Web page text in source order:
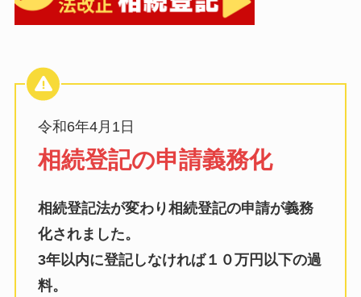
令和6年4月1日
相続登記の申請義務化
相続登記法が変わり相続登記の申請が義務
化されました。
3年以内に登記しなければ１０万円以下の過
料。